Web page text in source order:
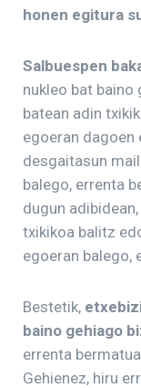
honen egitura
Salbuespen
nukleo bat baino
batean adin
egoeran dagoen
desgaitasun
balego, errenta
dugun
txikikoa balitz
egoeran balego,
Bestetik,
baino gehiago
errenta
Gehienez, hiru